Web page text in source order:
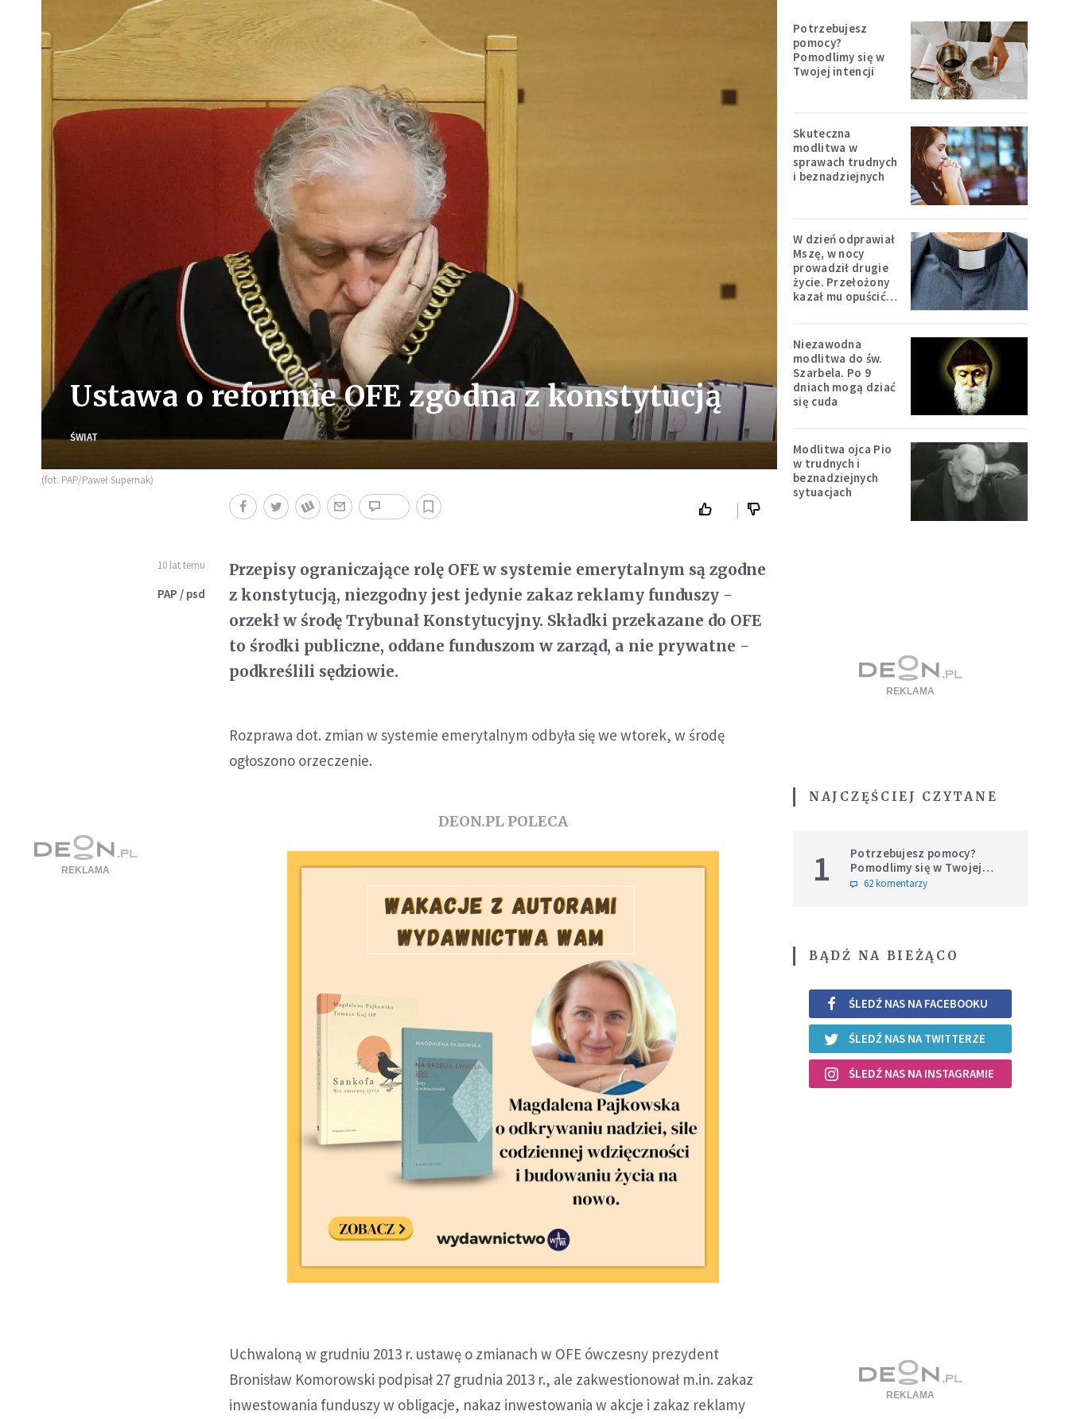
Ustawa o reformie OFE zgodna z konstytucją
ŚWIAT
(fot. PAP/Paweł Supernak)
10 lat temu
PAP / psd
Przepisy ograniczające rolę OFE w systemie emerytalnym są zgodne
z konstytucją, niezgodny jest jedynie zakaz reklamy funduszy -
orzekł w środę Trybunał Konstytucyjny. Składki przekazane do OFE
to środki publiczne, oddane funduszom w zarząd, a nie prywatne -
podkreślili sędziowie.
Rozprawa dot. zmian w systemie emerytalnym odbyła się we wtorek, w środę
ogłoszono orzeczenie.
DEON.PL POLECA
Uchwaloną w grudniu 2013 r. ustawę o zmianach w OFE ówczesny prezydent
Bronisław Komorowski podpisał 27 grudnia 2013 r., ale zakwestionował m.in. zakaz
inwestowania funduszy w obligacje, nakaz inwestowania w akcje i zakaz reklamy
Potrzebujesz
pomocy?
Pomodlimy się w
Twojej intencji
Skuteczna
modlitwa w
sprawach trudnych
i beznadziejnych
W dzień odprawiał
Mszę, w nocy
prowadził drugie
życie. Przełożony
kazał mu opuścić
Niezawodna
modlitwa do św.
Szarbela. Po 9
dniach mogą dziać
się cuda
Modlitwa ojca Pio
w trudnych i
beznadziejnych
sytuacjach
NAJCZĘŚCIEJ CZYTANE
1
Potrzebujesz pomocy?
Pomodlimy się w Twojej
intencji
62 komentarzy
BĄDŹ NA BIEŻĄCO
ŚLEDŹ NAS NA FACEBOOKU
ŚLEDŹ NAS NA TWITTERZE
ŚLEDŹ NAS NA INSTAGRAMIE